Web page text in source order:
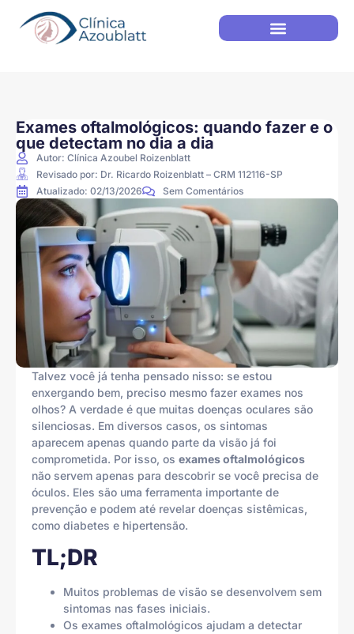
Exames oftalmológicos: quando fazer e o
que detectam no dia a dia
Autor: Clínica Azoubel Roizenblatt
Revisado por: Dr. Ricardo Roizenblatt – CRM 112116-SP
Atualizado: 02/13/2026 Sem Comentários
Talvez você já tenha pensado nisso: se estou
enxergando bem, preciso mesmo fazer exames nos
olhos? A verdade é que muitas doenças oculares são
silenciosas. Em diversos casos, os sintomas
aparecem apenas quando parte da visão já foi
comprometida. Por isso, os exames oftalmológicos
não servem apenas para descobrir se você precisa de
óculos. Eles são uma ferramenta importante de
prevenção e podem até revelar doenças sistêmicas,
como diabetes e hipertensão.
TL;DR
Muitos problemas de visão se desenvolvem sem
sintomas nas fases iniciais.
Os exames oftalmológicos ajudam a detectar